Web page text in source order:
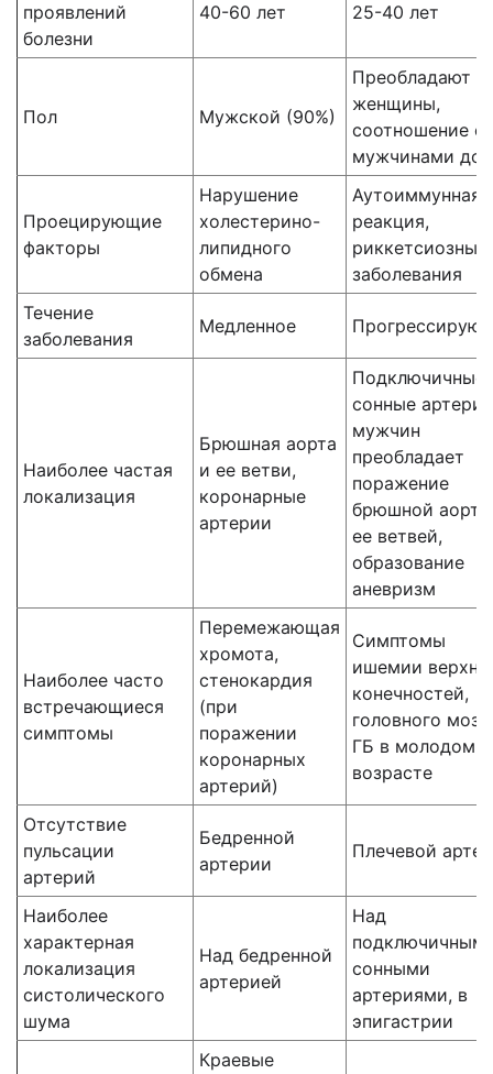
проявлений
болезни
40-60 лет 25-40 лет
Пол Мужской (90%)
Преобладают
женщины,
соотношение с
мужчинами до
Проецирующие
факторы
Нарушение
холестерино-
липидного
обмена
Аутоиммунная
реакция,
риккетсиозные
заболевания
Течение
заболевания
Медленное
Наиболее частая
локализация
Брюшная аорта
и ее ветви,
коронарные
артерии
Подключичные,
сонные
мужчин
преобладает
поражение
брюшной
ее ветвей,
образование
аневризм
Наиболее часто
встречающиеся
симптомы
Перемежающая
хромота,
стенокардия
(при
поражении
коронарных
артерий)
Симптомы
ишемии
конечностей,
головного
ГБ в молодом
возрасте
Отсутствие
пульсации
артерий
Бедренной
артерии
Плечевой
Наиболее
характерная
локализация
систолического
шума
Над бедренной
артерией
Над
сонными
артериями, в
эпигастрии
Краевые